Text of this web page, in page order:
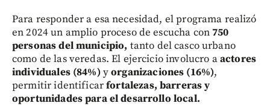
Para responder a esa necesidad, el programa realizó
en 2024 un amplio proceso de escucha con750
personas del municipio, tanto del casco urbano
como de las veredas. El ejercicio involucro aactores
individuales (84%)yorganizaciones (16%),
permitir identificarfortalezas, barreras y
oportunidades para el desarrollo local.